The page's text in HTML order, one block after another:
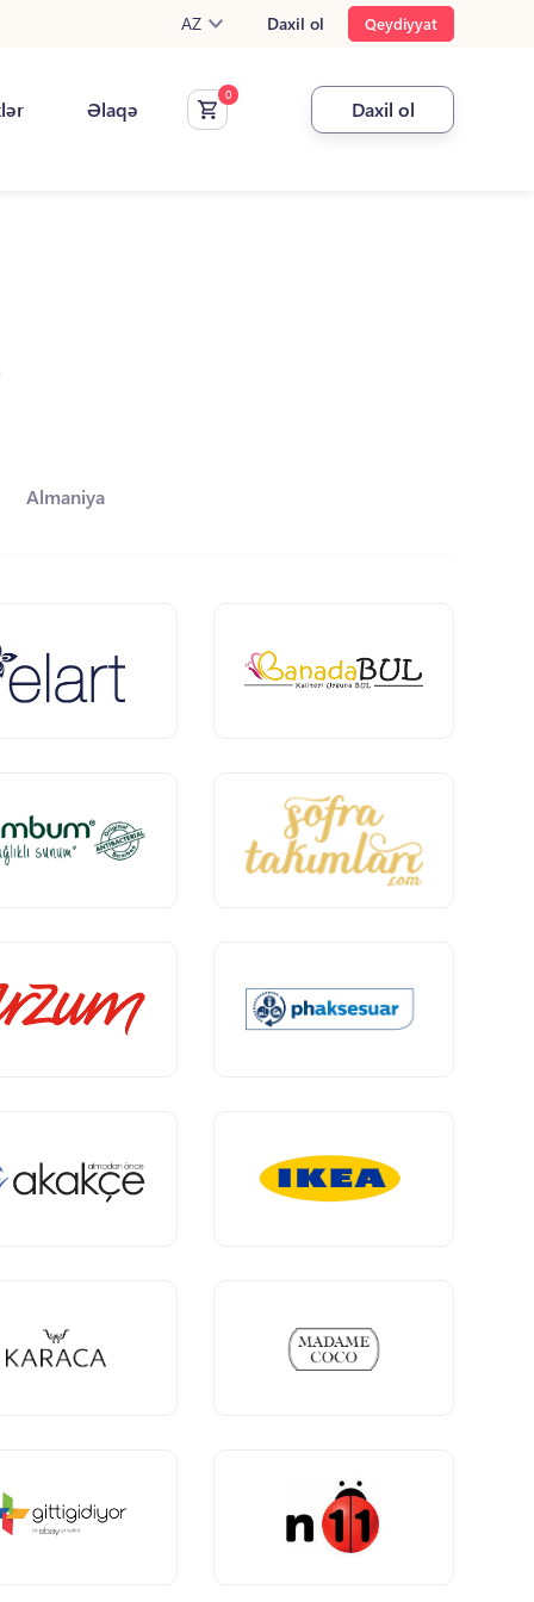
AZ Daxil ol Qeydiyyat
Əlaqə Daxil ol
Almaniya